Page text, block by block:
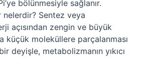
bölünmesiyle sağlanır.
Sentez veya
açısından zengin ve büyük
küçük moleküllere parçalanması
deyişle, metabolizmanın yıkıcı